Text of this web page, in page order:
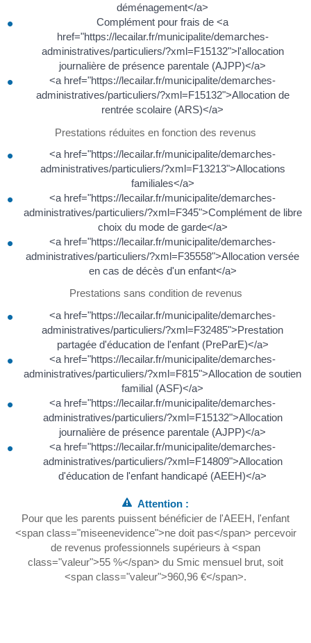
déménagement</a>
Complément pour frais de <a
href="https://lecailar.fr/municipalite/demarches-
administratives/particuliers/?xml=F15132">l'allocation
journalière de présence parentale (AJPP)</a>
<a href="https://lecailar.fr/municipalite/demarches-
administratives/particuliers/?xml=F15132">Allocation de
rentrée scolaire (ARS)</a>
Prestations réduites en fonction des revenus
<a href="https://lecailar.fr/municipalite/demarches-
administratives/particuliers/?xml=F13213">Allocations
familiales</a>
<a href="https://lecailar.fr/municipalite/demarches-
administratives/particuliers/?xml=F345">Complément de libre
choix du mode de garde</a>
<a href="https://lecailar.fr/municipalite/demarches-
administratives/particuliers/?xml=F35558">Allocation versée
en cas de décès d'un enfant</a>
Prestations sans condition de revenus
<a href="https://lecailar.fr/municipalite/demarches-
administratives/particuliers/?xml=F32485">Prestation
partagée d'éducation de l'enfant (PreParE)</a>
<a href="https://lecailar.fr/municipalite/demarches-
administratives/particuliers/?xml=F815">Allocation de soutien
familial (ASF)</a>
<a href="https://lecailar.fr/municipalite/demarches-
administratives/particuliers/?xml=F15132">Allocation
journalière de présence parentale (AJPP)</a>
<a href="https://lecailar.fr/municipalite/demarches-
administratives/particuliers/?xml=F14809">Allocation
d'éducation de l'enfant handicapé (AEEH)</a>
Attention :
Pour que les parents puissent bénéficier de l'AEEH, l'enfant
<span class="miseenevidence">ne doit pas</span> percevoir
de revenus professionnels supérieurs à <span
class="valeur">55 %</span> du Smic mensuel brut, soit
<span class="valeur">960,96 €</span>.